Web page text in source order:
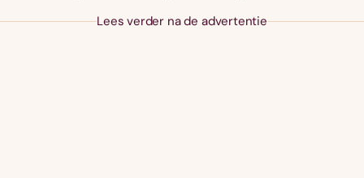
Lees verder na de advertentie